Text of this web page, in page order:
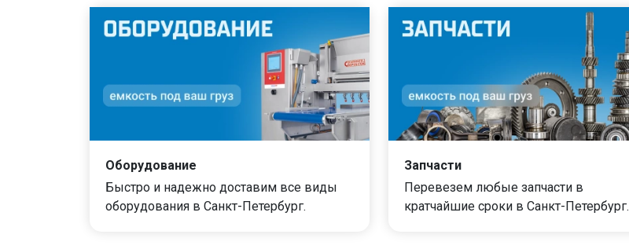
Оборудование
Быстро и надежно доставим все виды
оборудования в Санкт-Петербург.
Запчасти
Перевезем любые запчасти в
кратчайшие сроки в Санкт-Петербург.